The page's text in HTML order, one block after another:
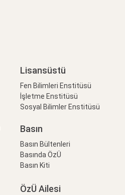
Lisansüstü
Fen Bilimleri Enstitüsü
İşletme Enstitüsü
Sosyal Bilimler Enstitüsü
Basın
Basın Bültenleri
Basında ÖzÜ
Basın Kiti
ÖzÜ Ailesi